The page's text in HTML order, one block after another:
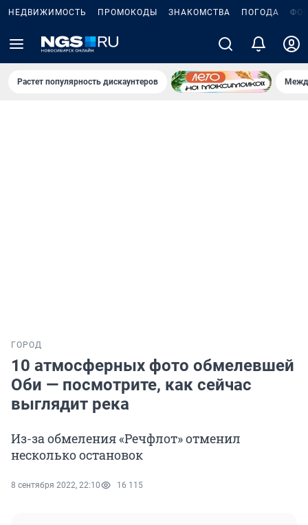
НЕДВИЖИМОСТЬ ПРОМОКОДЫ ЗНАКОМСТВА ПОГОДА
Растет популярность дискаунтеров
ГОРОД
10 атмосферных фото обмелевшей
Оби — посмотрите, как сейчас
выглядит река
Из-за обмеления «Речфлот» отменил
несколько остановок
8 сентября 2022, 22:10 16 115